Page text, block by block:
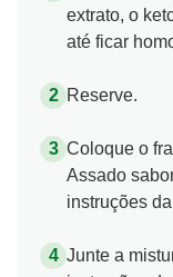
extrato, o
até ficar
Reserve.
Coloque o
Assado
instruções
Junte a